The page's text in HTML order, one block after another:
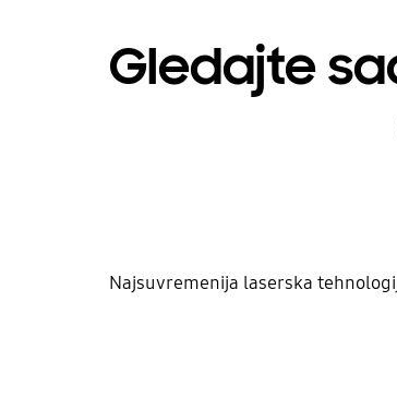
Gledajte
Najsuvremenija laserska